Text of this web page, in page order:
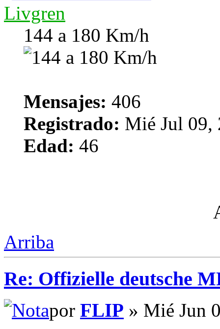
Livgren
144 a 180 Km/h
Mensajes: 406
Registrado: Mié Jul 09,
Edad: 46
Arriba
Re: Offizielle deutsche
por FLIP » Mié Jun